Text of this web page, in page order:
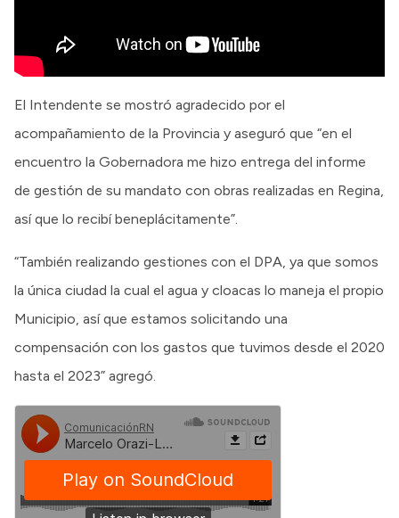
El Intendente se mostró agradecido por el
acompañamiento de la Provincia y aseguró que “en el
encuentro la Gobernadora me hizo entrega del informe
de gestión de su mandato con obras realizadas en Regina,
así que lo recibí beneplácitamente”.
“También realizando gestiones con el DPA, ya que somos
la única ciudad la cual el agua y cloacas lo maneja el propio
Municipio, así que estamos solicitando una
compensación con los gastos que tuvimos desde el 2020
hasta el 2023” agregó.